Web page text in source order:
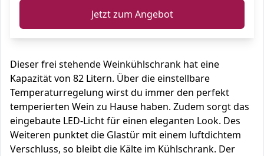
Jetzt zum Angebot
Dieser frei stehende Weinkühlschrank hat eine
Kapazität von 82 Litern. Über die einstellbare
Temperaturregelung wirst du immer den perfekt
temperierten Wein zu Hause haben. Zudem sorgt das
eingebaute LED-Licht für einen eleganten Look. Des
Weiteren punktet die Glastür mit einem luftdichtem
Verschluss, so bleibt die Kälte im Kühlschrank. Der